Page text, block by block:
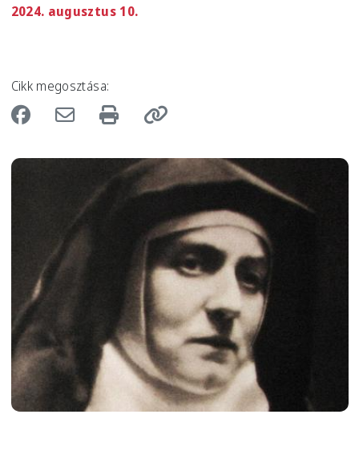
2024. augusztus 10.
Cikk megosztása:
Image